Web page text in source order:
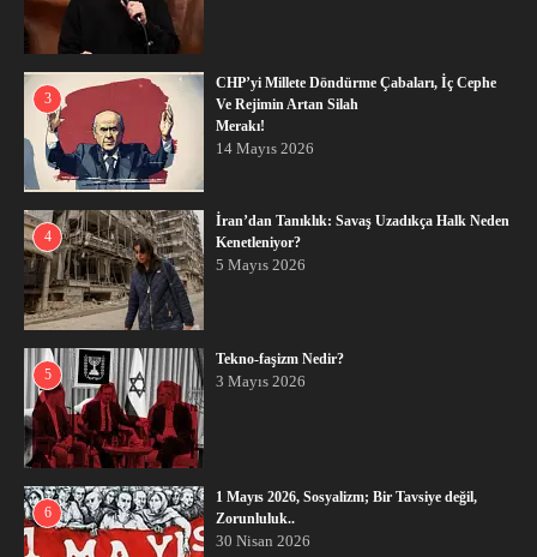
3
CHP’yi Millete Döndürme Çabaları, İç Cephe
Ve Rejimin Artan Silah
Merakı!
14 Mayıs 2026
4
İran’dan Tanıklık: Savaş Uzadıkça Halk Neden
Kenetleniyor?
5 Mayıs 2026
5
Tekno-faşizm Nedir?
3 Mayıs 2026
6
1 Mayıs 2026, Sosyalizm; Bir Tavsiye değil,
Zorunluluk..
30 Nisan 2026